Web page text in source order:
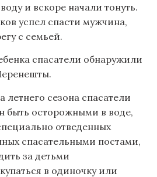
и вскоре начали тонуть.
успел спасти мужчина,
с семьей.
спасатели обнаружили
сезона спасатели
быть осторожными в воде,
отведенных
спасательными постами,
за детьми
в одиночку или